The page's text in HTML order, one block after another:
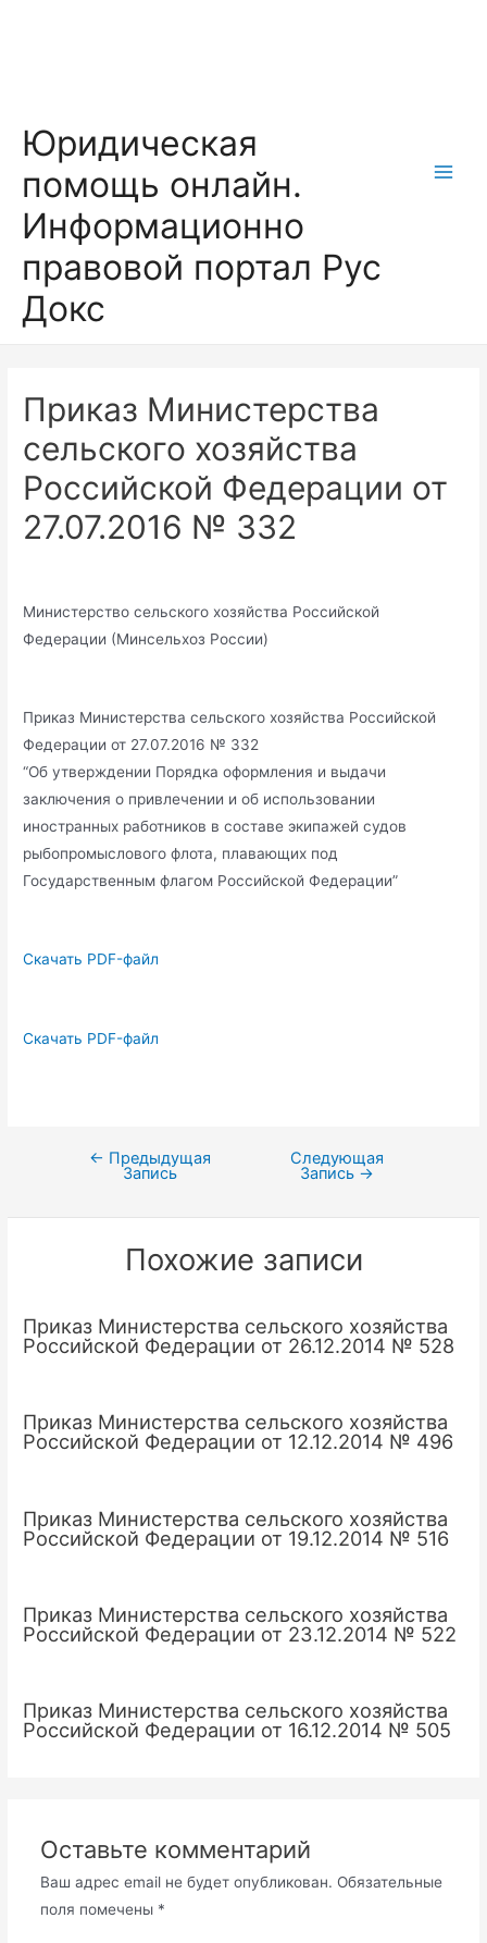
Юридическая
помощь онлайн.
Информационно
правовой портал Рус
Докс
Приказ Министерства
сельского хозяйства
Российской Федерации от
27.07.2016 № 332
Министерство сельского хозяйства Российской
Федерации (Минсельхоз России)
Приказ Министерства сельского хозяйства Российской
Федерации от 27.07.2016 № 332
“Об утверждении Порядка оформления и выдачи
заключения о привлечении и об использовании
иностранных работников в составе экипажей судов
рыбопромыслового флота, плавающих под
Государственным флагом Российской Федерации”
Скачать PDF-файл
Скачать PDF-файл
Навигация
записям
← Предыдущая
Запись
Следующая
Запись →
Похожие записи
Приказ Министерства сельского хозяйства
Российской Федерации от 26.12.2014 № 528
Приказ Министерства сельского хозяйства
Российской Федерации от 12.12.2014 № 496
Приказ Министерства сельского хозяйства
Российской Федерации от 19.12.2014 № 516
Приказ Министерства сельского хозяйства
Российской Федерации от 23.12.2014 № 522
Приказ Министерства сельского хозяйства
Российской Федерации от 16.12.2014 № 505
Оставьте комментарий
Ваш адрес email не будет опубликован. Обязательные
поля помечены *